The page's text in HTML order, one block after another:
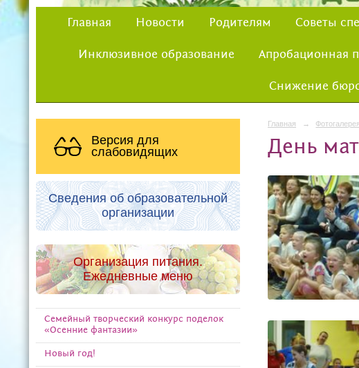
Главная Новости Родителям Советы
Инклюзивное образование Апробационная
Снижение
Версия для
слабовидящих
Сведения об образовательной
организации
Организация питания.
Ежедневные меню
Семейный творческий конкурс поделок
«Осенние фантазии»
Новый год!
Главная → Фотогалерея
День